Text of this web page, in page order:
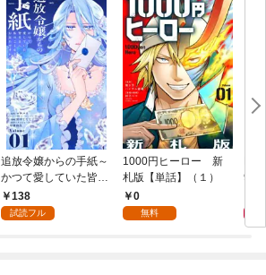
追放令嬢からの手紙～
かつて愛していた皆さ
まへ 私のことなどお忘
れですか？～【単話】
138
試読フル
1000円ヒーロー 新
札版【単話】（１）
0
無料
9.5